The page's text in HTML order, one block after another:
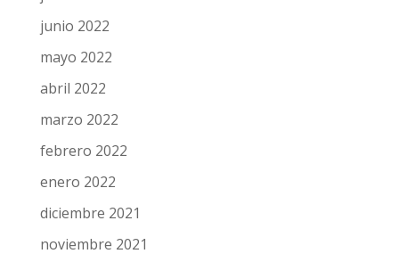
junio 2022
mayo 2022
abril 2022
marzo 2022
febrero 2022
enero 2022
diciembre 2021
noviembre 2021